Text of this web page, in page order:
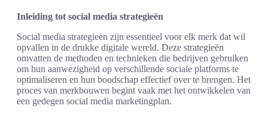
Inleiding tot social media strategieën
Social media strategieën zijn essentieel voor elk merk dat wil
opvallen in de drukke digitale wereld. Deze strategieën
omvatten de methoden en technieken die bedrijven gebruiken
om hun aanwezigheid op verschillende sociale platforms te
optimaliseren en hun boodschap effectief over te brengen. Het
proces van merkbouwen begint vaak met het ontwikkelen van
een gedegen social media marketingplan.